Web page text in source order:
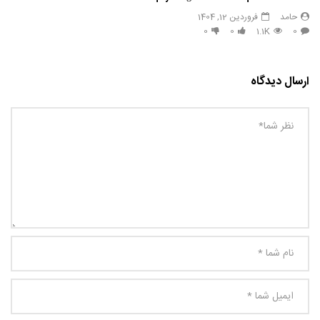
حامد
فروردین 12, 1404
0
1.1K
0
0
ارسال دیدگاه